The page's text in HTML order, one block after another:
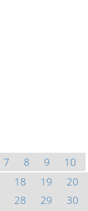
7 8 9
10
18 19
20
28 29
30